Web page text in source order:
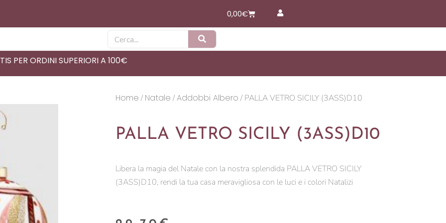
0,00€Carrello
Cerca
PER ORDINI SUPERIORI A 100€
Home /Natale /Addobbi Albero / PALLA VETRO SICILY (3ASS)D10
PALLA VETRO SICILY (3ASS)D10
Libera la magia del Natale con la nostra splendida PALLA VETRO SICILY
(3ASS)D10, rendi la tua casa meravigliosa con le luci e i colori Natalizi